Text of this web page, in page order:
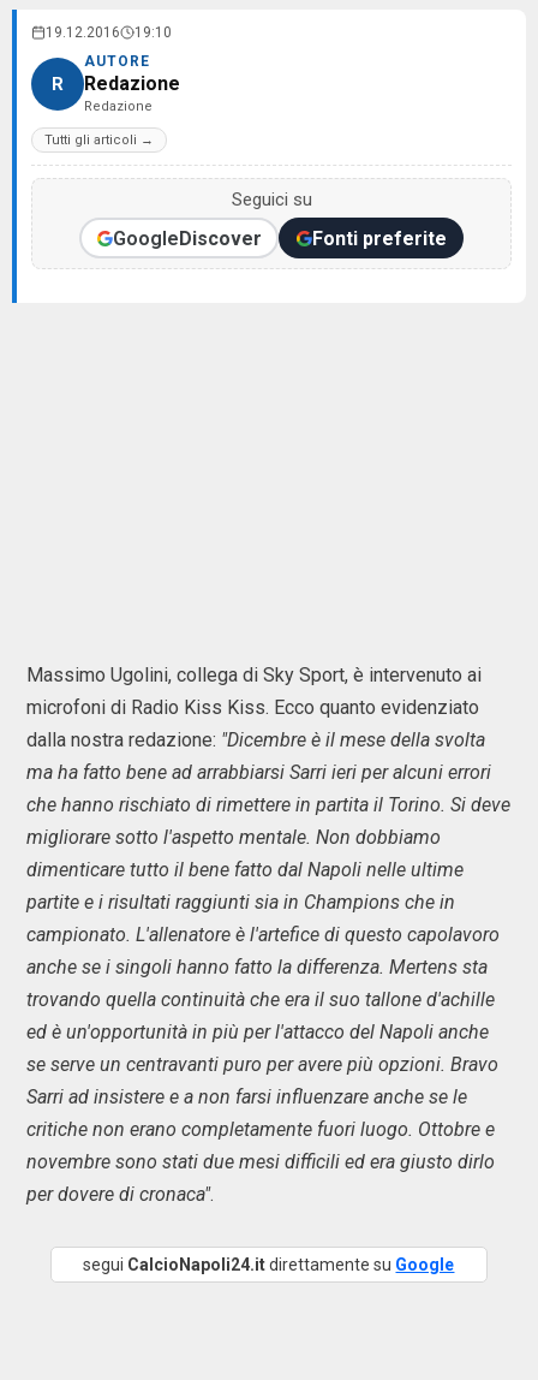
19.12.2016 19:10
R
AUTORE
Redazione
Redazione
Tutti gli articoli →
Seguici su
GoogleDiscover Fonti preferite
Massimo Ugolini, collega di Sky Sport, è intervenuto ai
microfoni di Radio Kiss Kiss. Ecco quanto evidenziato
dalla nostra redazione: "Dicembre è il mese della svolta
ma ha fatto bene ad arrabbiarsi Sarri ieri per alcuni errori
che hanno rischiato di rimettere in partita il Torino. Si deve
migliorare sotto l'aspetto mentale. Non dobbiamo
dimenticare tutto il bene fatto dal Napoli nelle ultime
partite e i risultati raggiunti sia in Champions che in
campionato. L'allenatore è l'artefice di questo capolavoro
anche se i singoli hanno fatto la differenza. Mertens sta
trovando quella continuità che era il suo tallone d'achille
ed è un'opportunità in più per l'attacco del Napoli anche
se serve un centravanti puro per avere più opzioni. Bravo
Sarri ad insistere e a non farsi influenzare anche se le
critiche non erano completamente fuori luogo. Ottobre e
novembre sono stati due mesi difficili ed era giusto dirlo
per dovere di cronaca".
segui CalcioNapoli24.itdirettamente su Google